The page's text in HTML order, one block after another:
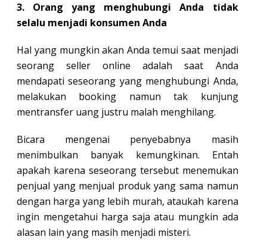
3. Orang yang menghubungi Anda tidak
selalu menjadi konsumen Anda
Hal yang mungkin akan Anda temui saat menjadi
seorang seller online adalah saat Anda
mendapati seseorang yang menghubungi Anda,
melakukan booking namun tak kunjung
mentransfer uang justru malah menghilang.
Bicara mengenai penyebabnya masih
menimbulkan banyak kemungkinan. Entah
apakah karena seseorang tersebut menemukan
penjual yang menjual produk yang sama namun
dengan harga yang lebih murah, ataukah karena
ingin mengetahui harga saja atau mungkin ada
alasan lain yang masih menjadi misteri.